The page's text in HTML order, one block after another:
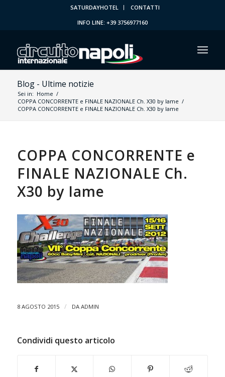
SATURDAYHOTEL
CONTATTI
INFO LINE: +39 3756977160
Blog - Ultime notizie
Sei in: Home /
COPPA CONCORRENTE e FINALE NAZIONALE Ch. X30 by Iame /
COPPA CONCORRENTE e FINALE NAZIONALE Ch. X30 by Iame
COPPA CONCORRENTE e
FINALE NAZIONALE Ch.
X30 by Iame
8 AGOSTO 2015 / DA ADMIN
Condividi questo articolo